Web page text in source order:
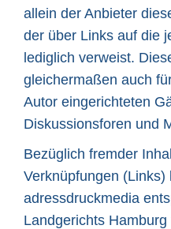
allein der Anbieter
der über Links auf die
lediglich verweist.
gleichermaßen auch
Autor eingerichteten
Diskussionsforen und
Bezüglich fremder
Verknüpfungen
adressdruckmedia
Landgerichts